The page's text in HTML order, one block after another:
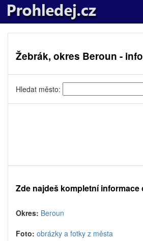
Žebrák, okres Beroun -
Hledat město:
Zde najdeš kompletní informace
Okres: Beroun
Foto: obrázky a fotky z města